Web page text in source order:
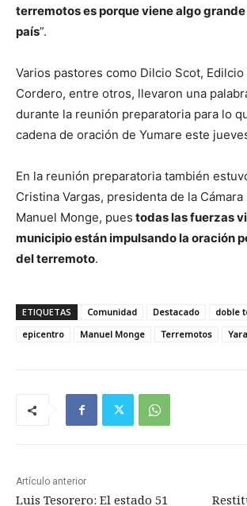
terremotos es porque viene algo
país”.
Varios pastores como Dilcio Scot,
Cordero, entre otros, llevaron una
durante la reunión preparatoria para lo
cadena de oración de Yumare este
En la reunión preparatoria también
Cristina Vargas, presidenta de la
Manuel Monge, pues todas las fuerzas
municipio están impulsando la oración
del terremoto.
ETIQUETAS Comunidad Destacado
doble
epicentro
Manuel Monge Terremotos
Artículo anterior
Luis Tesorero: El estado 51